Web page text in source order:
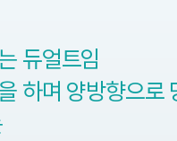
듀얼트임
하며 양방향으로